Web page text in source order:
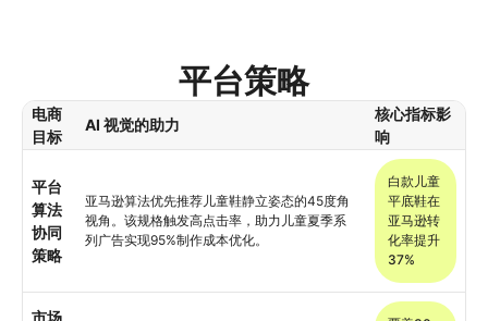
平台策略
电商
目标
AI 视觉的助力
核心指标影
响
平台
算法
协同
策略
亚马逊算法优先推荐儿童鞋静立姿态的45度角
视角。该规格触发高点击率，助力儿童夏季系
列广告实现95%制作成本优化。
白款儿童
平底鞋在
亚马逊转
化率提升
37%
市场